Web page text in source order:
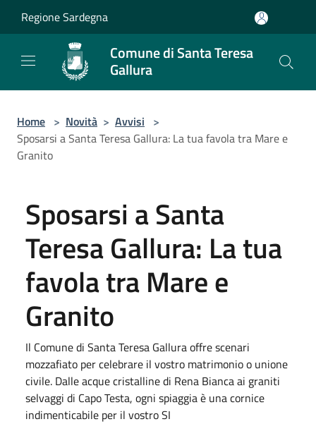
Regione Sardegna
Comune di Santa Teresa
Gallura
Home > Novità > Avvisi >
Sposarsi a Santa Teresa Gallura: La tua favola tra Mare e
Granito
Sposarsi a Santa
Teresa Gallura: La tua
favola tra Mare e
Granito
Il Comune di Santa Teresa Gallura offre scenari
mozzafiato per celebrare il vostro matrimonio o unione
civile. Dalle acque cristalline di Rena Bianca ai graniti
selvaggi di Capo Testa, ogni spiaggia è una cornice
indimenticabile per il vostro SI